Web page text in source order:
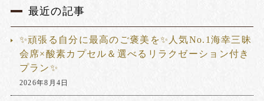
最近の記事
✨頑張る自分に最高のご褒美を✨人気No.1海幸三昧
会席×酸素カプセル＆選べるリラクゼーション付き
プラン✨
2026年8月4日